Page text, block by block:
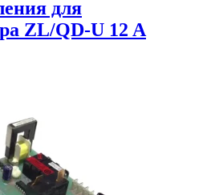
для
ZL/QD-U 12 A